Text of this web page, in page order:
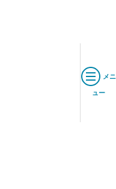
メニ
ュー